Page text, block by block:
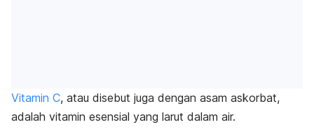
Vitamin C, atau disebut juga dengan asam askorbat,
adalah vitamin esensial yang larut dalam air.